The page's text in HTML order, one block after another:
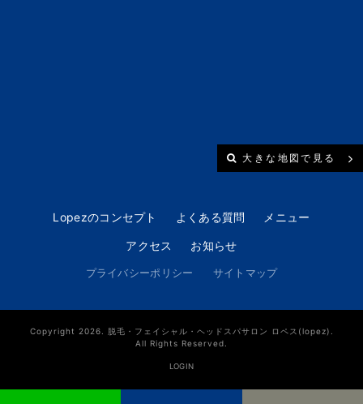
大きな地図で見る
Lopezのコンセプト よくある質問 メニュー
アクセス お知らせ
プライバシーポリシー サイトマップ
Copyright 2026. 脱毛・フェイシャル・ヘッドスパサロン ロペス(lopez).
All Rights Reserved.
LOGIN